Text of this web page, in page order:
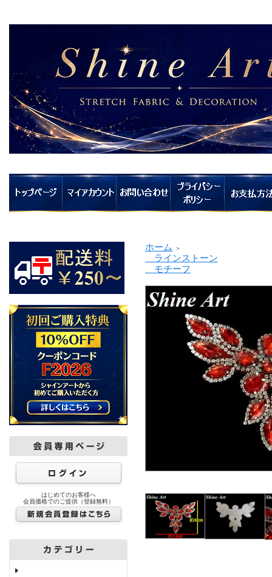
はじめてのお客様へ
会員価格でのご提供（登録無料）
ホーム ＞
ラインストーン
モチーフ